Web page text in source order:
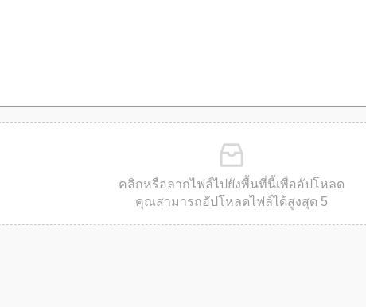
คลิกหรือลากไฟล์ไปยังพื้นที่นี้เพื่ออัปโหลด
คุณสามารถอัปโหลดไฟล์ได้สูงสุด 5